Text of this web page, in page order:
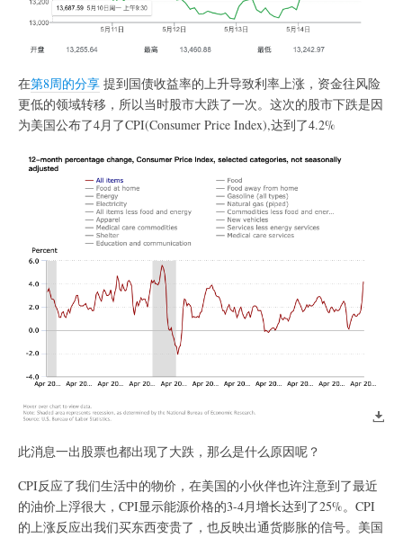
在第8周的分享 提到国债收益率的上升导致利率上涨，资金往风险
更低的领域转移，所以当时股市大跌了一次。这次的股市下跌是因
为美国公布了4月了CPI(Consumer Price Index),达到了4.2%
此消息一出股票也都出现了大跌，那么是什么原因呢？
CPI反应了我们生活中的物价，在美国的小伙伴也许注意到了最近
的油价上浮很大，CPI显示能源价格的3-4月增长达到了25%。CPI
的上涨反应出我们买东西变贵了，也反映出通货膨胀的信号。美国